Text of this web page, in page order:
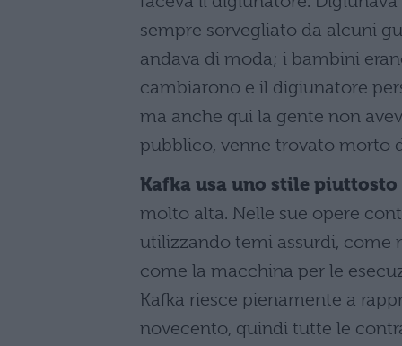
sempre sorvegliato da alcuni
andava di moda; i bambini
cambiarono e il digiunatore
ma anche qui la gente non
pubblico, venne trovato morto
Kafka usa uno stile piuttosto
molto alta. Nelle sue opere
utilizzando temi assurdi, come
come la macchina per le
Kafka riesce pienamente a
novecento, quindi tutte le